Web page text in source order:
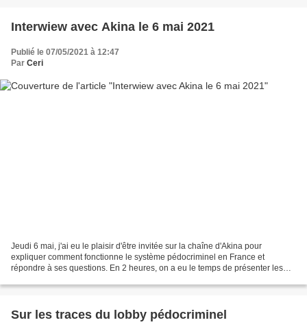
Interwiew avec Akina le 6 mai 2021
Publié le 07/05/2021 à 12:47
Par Ceri
Jeudi 6 mai, j'ai eu le plaisir d'être invitée sur la chaîne d'Akina pour
expliquer comment fonctionne le système pédocriminel en France et
répondre à ses questions. En 2 heures, on a eu le temps de présenter les
Sur les traces du lobby pédocriminel